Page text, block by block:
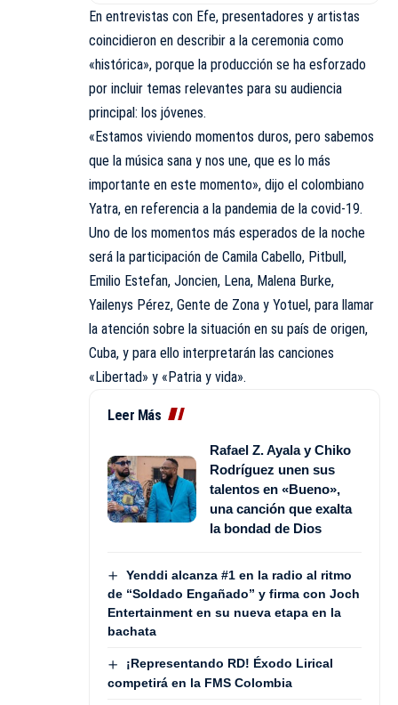
En entrevistas con Efe, presentadores y artistas
coincidieron en describir a la ceremonia como
«histórica», porque la producción se ha esforzado
por incluir temas relevantes para su audiencia
principal: los jóvenes.
«Estamos viviendo momentos duros, pero sabemos
que la música sana y nos une, que es lo más
importante en este momento», dijo el colombiano
Yatra, en referencia a la pandemia de la covid-19.
Uno de los momentos más esperados de la noche
será la participación de Camila Cabello, Pitbull,
Emilio Estefan, Joncien, Lena, Malena Burke,
Yailenys Pérez, Gente de Zona y Yotuel, para llamar
la atención sobre la situación en su país de origen,
Cuba, y para ello interpretarán las canciones
«Libertad» y «Patria y vida».
Leer Más
Rafael Z. Ayala y Chiko
Rodríguez unen sus
talentos en «Bueno»,
una canción que exalta
la bondad de Dios
Yenddi alcanza #1 en la radio al ritmo
de “Soldado Engañado” y firma con Joch
Entertainment en su nueva etapa en la
bachata
¡Representando RD! Éxodo Lirical
competirá en la FMS Colombia